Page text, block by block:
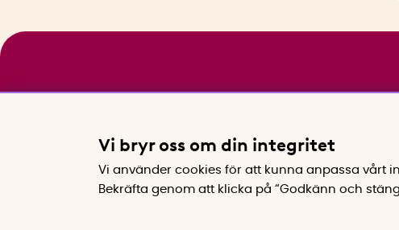
Vi bryr oss om din integritet
Vi använder cookies för att kunna anpassa vårt
Bekräfta genom att klicka på “Godkänn och